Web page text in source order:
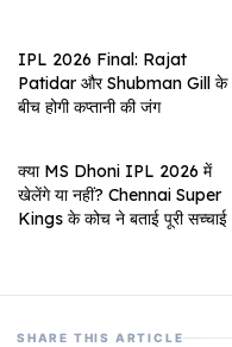
IPL 2026 Final: Rajat
Patidar और Shubman Gill के
बीच होगी कप्तानी की जंग
क्या MS Dhoni IPL 2026 में
खेलेंगे या नहीं? Chennai Super
Kings के कोच ने बताई पूरी सच्चाई
SHARE THIS ARTICLE